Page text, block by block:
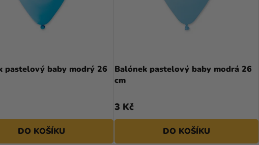
pastelový baby modrý 26
DO KOŠÍKU
Balónek pastelový baby modrá 26
cm
3 Kč
DO KOŠÍKU